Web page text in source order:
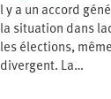
l y a un accord
la situation dans
les élections,
divergent. La…